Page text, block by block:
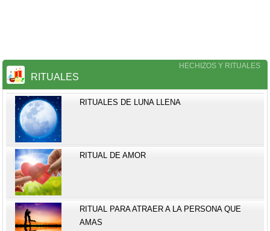
HECHIZOS Y RITUALES
RITUALES
RITUALES DE LUNA LLENA
RITUAL DE AMOR
RITUAL PARA ATRAER A LA PERSONA QUE
AMAS